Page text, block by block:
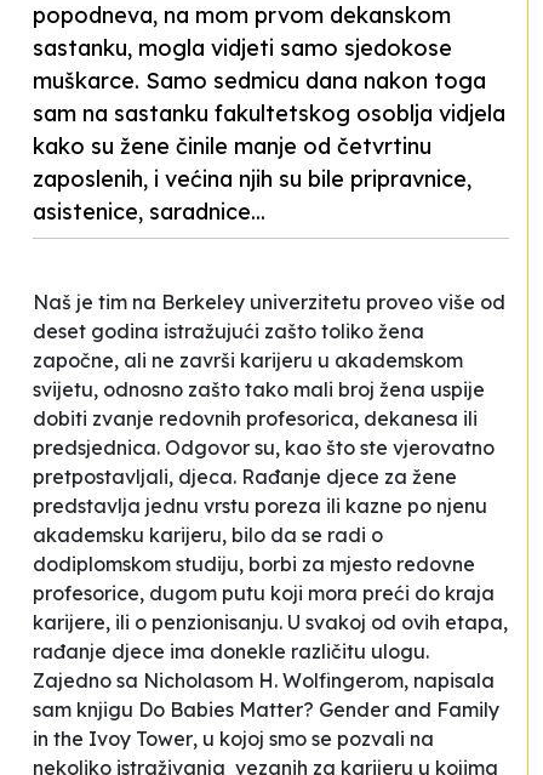
popodneva, na mom prvom dekanskom
sastanku, mogla vidjeti samo sjedokose
muškarce. Samo sedmicu dana nakon toga
sam na sastanku fakultetskog osoblja vidjela
kako su žene činile manje od četvrtinu
zaposlenih, i većina njih su bile pripravnice,
asistenice, saradnice...
Naš je tim na Berkeley univerzitetu proveo više od
deset godina istražujući zašto toliko žena
započne, ali ne završi karijeru u akademskom
svijetu, odnosno zašto tako mali broj žena uspije
dobiti zvanje redovnih profesorica, dekanesa ili
predsjednica. Odgovor su, kao što ste vjerovatno
pretpostavljali, djeca. Rađanje djece za žene
predstavlja jednu vrstu poreza ili kazne po njenu
akademsku karijeru, bilo da se radi o
dodiplomskom studiju, borbi za mjesto redovne
profesorice, dugom putu koji mora preći do kraja
karijere, ili o penzionisanju. U svakoj od ovih etapa,
rađanje djece ima donekle različitu ulogu.
Zajedno sa Nicholasom H. Wolfingerom, napisala
sam knjigu Do Babies Matter? Gender and Family
in the Ivoy Tower, u kojoj smo se pozvali na
nekoliko istraživanja vezanih za karijeru u kojima